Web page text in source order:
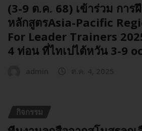
(3-9 ต.ค. 68) เข้าร่วม การ
หลักสูตรAsia-Pacific
For Leader Trainers
4 ท่อน ที่ไทเปไต้หวัน 3-9
กิจกรรม